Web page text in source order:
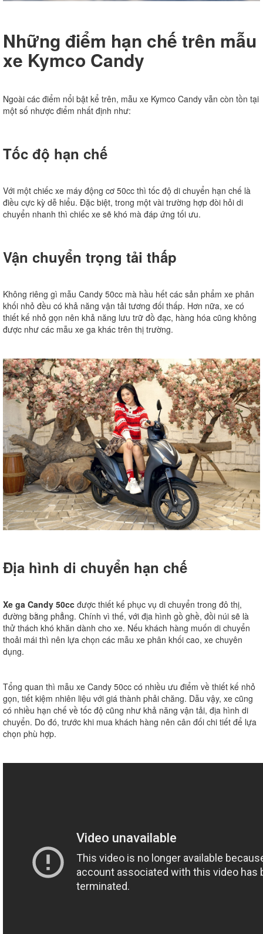
Những điểm hạn chế trên mẫu
xe Kymco Candy
Ngoài các điểm nổi bật kể trên, mẫu xe Kymco Candy vẫn còn tồn tại
một số nhược điểm nhất định như:
Tốc độ hạn chế
Với một chiếc xe máy động cơ 50cc thì tốc độ di chuyển hạn chế là
điều cực kỳ dễ hiểu. Đặc biệt, trong một vài trường hợp đòi hỏi di
chuyển nhanh thì chiếc xe sẽ khó mà đáp ứng tối ưu.
Vận chuyển trọng tải thấp
Không riêng gì mẫu Candy 50cc mà hầu hết các sản phẩm xe phân
khối nhỏ đều có khả năng vận tải tương đối thấp. Hơn nữa, xe có
thiết kế nhỏ gọn nên khả năng lưu trữ đồ đạc, hàng hóa cũng không
được như các mẫu xe ga khác trên thị trường.
Địa hình di chuyển hạn chế
Xe ga Candy 50cc được thiết kế phục vụ di chuyển trong đô thị,
đường bằng phẳng. Chính vì thế, với địa hình gồ ghề, đồi núi sẽ là
thử thách khó khăn dành cho xe. Nếu khách hàng muốn di chuyển
thoải mái thì nên lựa chọn các mẫu xe phân khối cao, xe chuyên
dụng.
Tổng quan thì mẫu xe Candy 50cc có nhiều ưu điểm về thiết kế nhỏ
gọn, tiết kiệm nhiên liệu với giá thành phải chăng. Dẫu vậy, xe cũng
có nhiều hạn chế về tốc độ cũng như khả năng vận tải, địa hình di
chuyển. Do đó, trước khi mua khách hàng nên cân đối chi tiết để lựa
chọn phù hợp.